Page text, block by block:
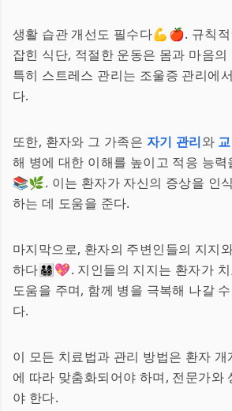
생활 습관 개선도 필수다💪🍎. 규칙
잡힌 식단, 적절한 운동은 몸과 마음
특히 스트레스 관리는 조울증 관리에
다.
또한, 환자와 그 가족은 자기 관리와
해 병에 대한 이해를 높이고 적응 능
📚🌿. 이는 환자가 자신의 증상을 인
하는 데 도움을 준다.
마지막으로, 환자의 주변인들의 지지
하다👨‍👩‍👧‍👦💖. 지인들의 지지는 환자가
도움을 주며, 함께 병을 극복해 나갈
다.
이 모든 치료법과 관리 방법은 환자
에 따라 맞춤화되어야 하며, 전문가와
야 한다.